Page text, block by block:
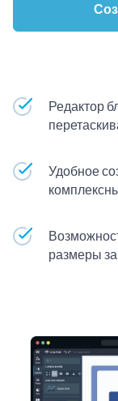
Редактор
Удобное
размеры